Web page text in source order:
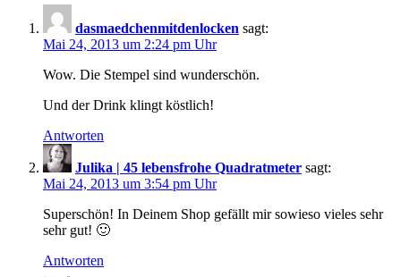
dasmaedchenmitdenlocken sagt:
Mai 24, 2013 um 2:24 pm Uhr
Wow. Die Stempel sind wunderschön.
Und der Drink klingt köstlich!
Antworten
Julika | 45 lebensfrohe Quadratmeter sagt:
Mai 24, 2013 um 3:54 pm Uhr
Superschön! In Deinem Shop gefällt mir sowieso vieles sehr
sehr gut! 🙂
Antworten